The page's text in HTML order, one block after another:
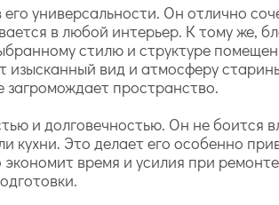
универсальности. Он отлично
в любой интерьер. К тому же,
стилю и структуре
вид и атмосферу
загромождает пространство.
и долговечностью. Он не боится
кухни. Это делает его особенно
время и усилия при